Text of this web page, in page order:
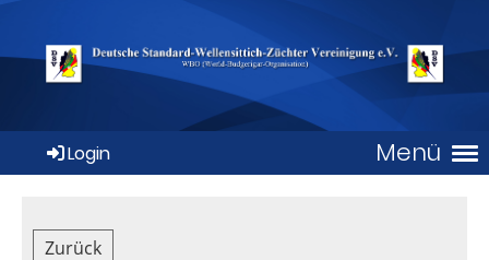
Menü
Login
Zurück